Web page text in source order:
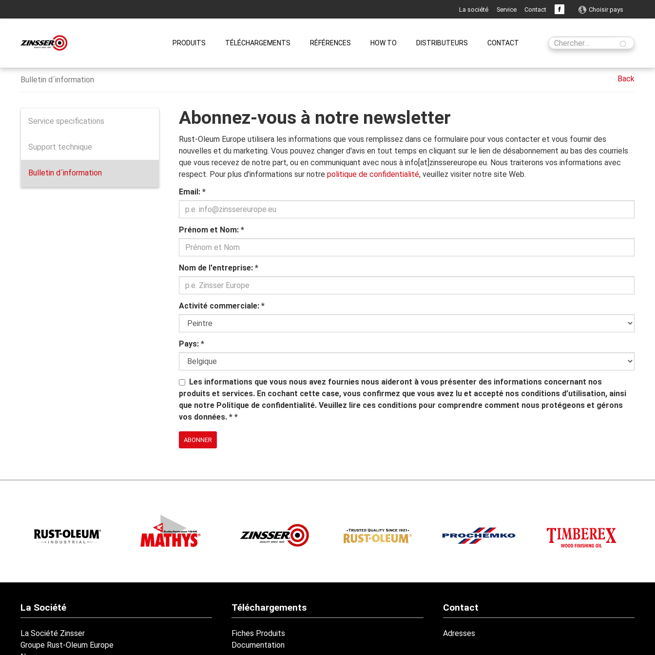
Choisir pays
La société Service Contact
PRODUITS TÉLÉCHARGEMENTS RÉFÉRENCES HOW TO DISTRIBUTEURS CONTACT
Bulletin d´information
Abonnez-vous à notre newsletter
Rust-Oleum Europe utilisera les informations que vous remplissez dans ce formulaire pour vous contacter et vous fournir des
nouvelles et du marketing. Vous pouvez changer d'avis en tout temps en cliquant sur le lien de désabonnement au bas des courriels
que vous recevez de notre part, ou en communiquant avec nous à info[at]zinssereurope.eu. Nous traiterons vos informations avec
respect. Pour plus d'informations sur notre politique de confidentialité, veuillez visiter notre site Web.
Email: *
Prénom et Nom: *
Nom de l'entreprise: *
Activité commerciale: *
Pays: *
Les informations que vous nous avez fournies nous aideront à vous présenter des informations concernant nos
produits et services. En cochant cette case, vous confirmez que vous avez lu et accepté nos conditions d’utilisation, ainsi
que notre Politique de confidentialité. Veuillez lire ces conditions pour comprendre comment nous protégeons et gérons
vos données. * *
ABONNER
Service specifications
Support technique
Bulletin d´information
La Société
La Société Zinsser
Groupe Rust-Oleum Europe
Téléchargements
Fiches Produits
Documentation
Contact
Adresses